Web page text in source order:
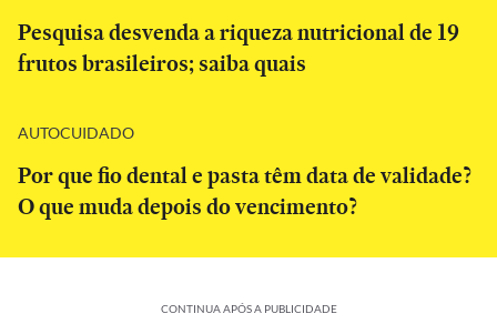
Pesquisa desvenda a riqueza nutricional de 19
frutos brasileiros; saiba quais
AUTOCUIDADO
Por que fio dental e pasta têm data de validade?
O que muda depois do vencimento?
CONTINUA APÓS A PUBLICIDADE